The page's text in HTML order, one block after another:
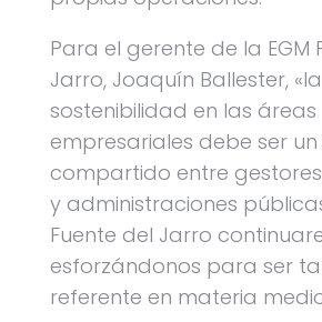
Para el gerente de la EGM
Jarro, Joaquín Ballester, «la
sostenibilidad en las áreas
empresariales debe ser
compartido entre
y administraciones
Fuente del Jarro
esforzándonos para ser
referente en materia